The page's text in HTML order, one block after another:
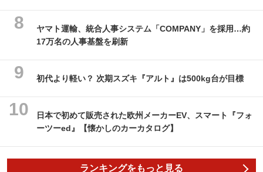
ヤマト運輸、統合人事システム「COMPANY」を採用…約
17万名の人事基盤を刷新
初代より軽い？ 次期スズキ『アルト』は500kg台が目標
日本で初めて販売された欧州メーカーEV、スマート『フォ
ーツーed』【懐かしのカーカタログ】
ランキングをもっと見る